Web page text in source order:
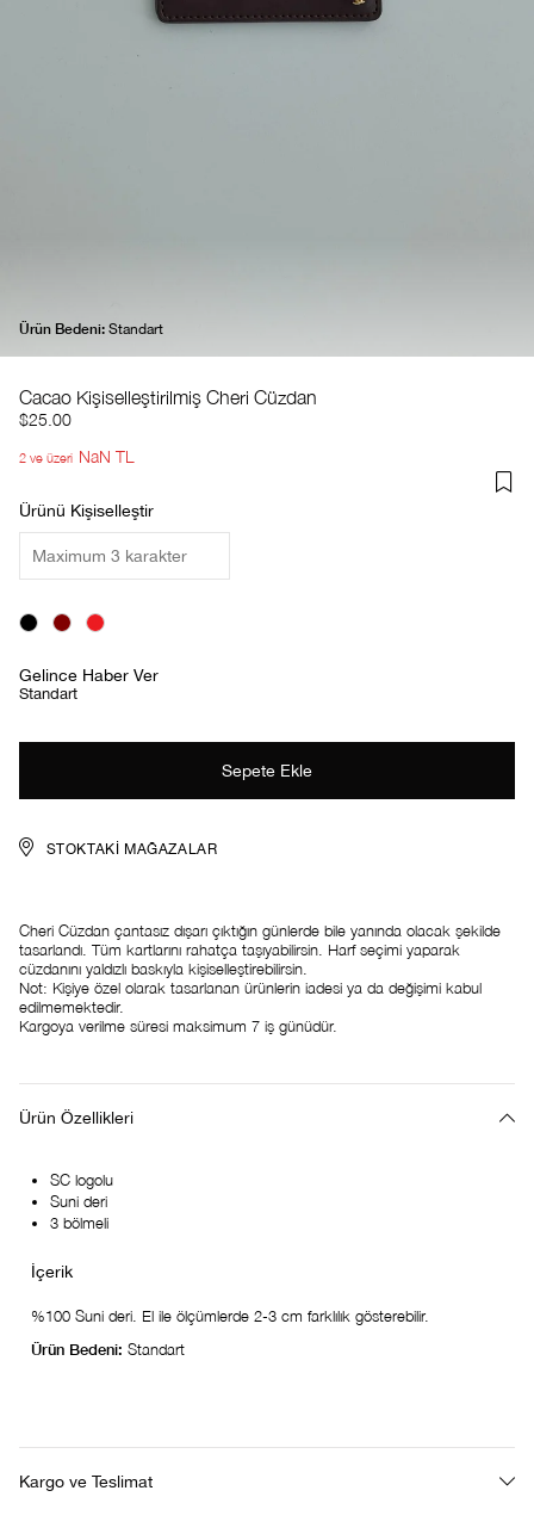
Ürün Bedeni: Standart
Cacao Kişiselleştirilmiş Cheri Cüzdan
$25.00
2 ve üzeri NaN TL
Ürünü Kişiselleştir
Gelince Haber Ver
Standart
STOKTAKI MAĞAZALAR
Cheri Cüzdan çantasız dışarı çıktığın günlerde bile yanında olacak şekilde
tasarlandı. Tüm kartlarını rahatça taşıyabilirsin. Harf seçimi yaparak
cüzdanını yaldızlı baskıyla kişiselleştirebilirsin.
Not: Kişiye özel olarak tasarlanan ürünlerin iadesi ya da değişimi kabul
edilmemektedir.
Kargoya verilme süresi maksimum 7 iş günüdür.
Ürün Özellikleri
SC logolu
Suni deri
3 bölmeli
%100 Suni deri. El ile ölçümlerde 2-3 cm farklılık gösterebilir.
Ürün Bedeni: Standart
Kargo ve Teslimat